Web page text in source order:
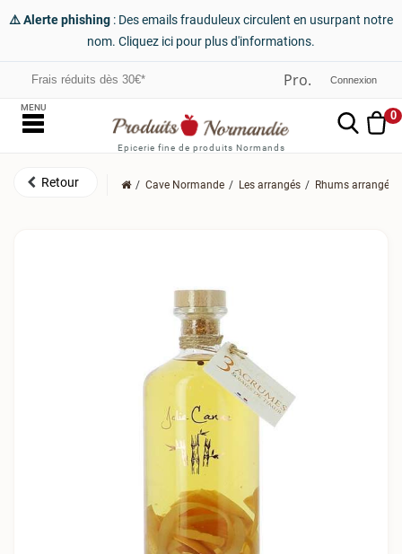
⚠️ Alerte phishing : Des emails frauduleux circulent en usurpant notre
nom. Cliquez ici pour plus d'informations.
Frais réduits dès 30€* Connexion
Epicerie fine de produits Normands
0
MENU
Cave Normande Les arrangés Rhums arrangés